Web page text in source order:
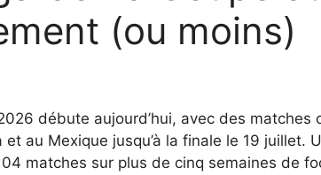
(ou moins)
débute aujourd’hui, avec des matches
au Mexique jusqu’à la finale le 19 juillet.
matches sur plus de cinq semaines de